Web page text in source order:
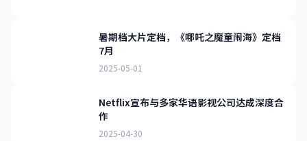
暑期档大片定档，《哪吒之魔童闹海》定档
7月
2025-05-01
Netflix宣布与多家华语影视公司达成深度合
作
2025-04-30